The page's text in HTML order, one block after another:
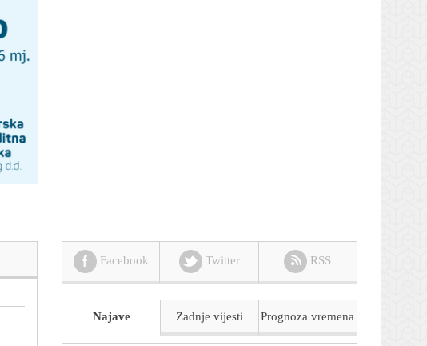
Facebook Twitter RSS
Najave Zadnje vijesti Prognoza vremena